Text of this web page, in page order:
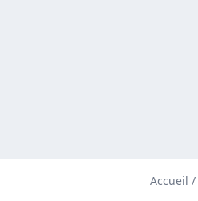
Accueil /